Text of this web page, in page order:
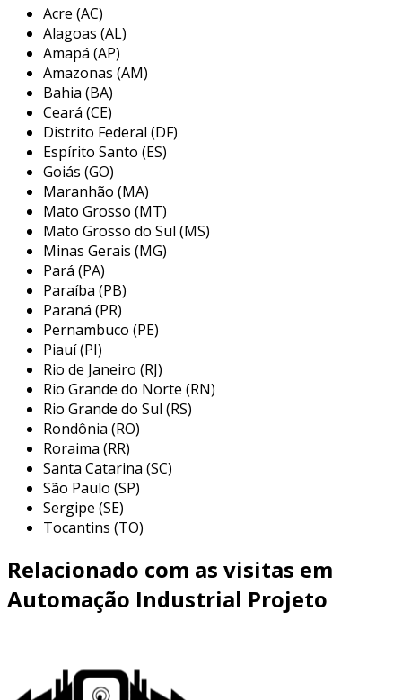
comodidade, fazendo do sistema uma escolha
ideal para quem busca eficiência e tranquilidade
em suas operações.
a sistegerador é uma fabricante reconhecida,
especializada em manutenção, locação e venda
de grupos geradores de energia. a empresa
oferece soluções personalizadas e confiáveis
para assegurar a continuidade do
fornecimento de energia em diferentes
ambientes. com uma equipe altamente
qualificada, a sistegerador realiza serviços de
manutenção preventiva e corretiva, além de
disponibilizar geradores para locação
temporária ou venda, adaptando-se às
necessidades de cada cliente. sua dedicação à
qualidade e eficiência energética posiciona a
empresa como uma referência no setor,
sempre pronta para atender às demandas do
mercado com excelência.
Acre (AC)
Alagoas (AL)
Amapá (AP)
Amazonas (AM)
Bahia (BA)
Ceará (CE)
Distrito Federal (DF)
Espírito Santo (ES)
Goiás (GO)
Maranhão (MA)
Mato Grosso (MT)
Mato Grosso do Sul (MS)
Minas Gerais (MG)
Pará (PA)
Paraíba (PB)
Paraná (PR)
Pernambuco (PE)
Piauí (PI)
Rio de Janeiro (RJ)
Rio Grande do Norte (RN)
Rio Grande do Sul (RS)
Rondônia (RO)
Roraima (RR)
Santa Catarina (SC)
São Paulo (SP)
Sergipe (SE)
Tocantins (TO)
Relacionado com as visitas em
Automação Industrial Projeto